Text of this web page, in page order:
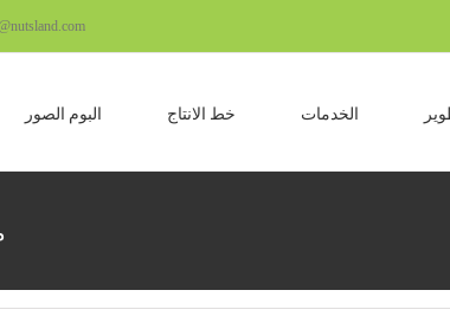
الخدمات خط الانتاج البوم الصور